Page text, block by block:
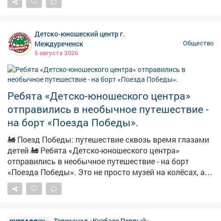
травмы, Алексей успел остановить грузовик,
и пассажирским автобусом. Врачи из Кузбасского
центра охраны здоровья шахтеров делают все, чтобы
помочь ему быстрее восстановиться. Впереди -
выздоровления. За проявленный героизм вручил ему
областную медаль «За честь и мужество».
Детско-юношеский центр г.
Междуреченск
5 августа 2026
Общество
Ребята «Детско-юношеского центра»
отправились в необычное путешествие -
на борт «Поезда Победы».
🚂 Поезд Победы: путешествие сквозь время глазами
детей 🚂 Ребята «Детско-юношеского центра»
отправились в необычное путешествие - на борт
«Поезда Победы». Это не просто музей на колёсах, а
настоящая машина времени, которая переносит в
суровые и героические годы Великой Отечественной
приглушённый свет, детали, воссоздающие быт